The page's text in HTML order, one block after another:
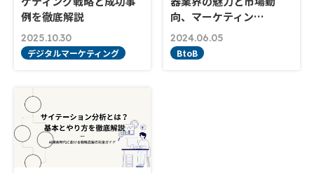
例を徹底解説
2025.10.30
デジタルマーケティング
向、マーケティン…
2024.06.05
BtoB